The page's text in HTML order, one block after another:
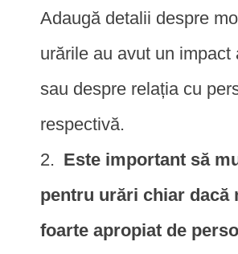
Adaugă detalii despre
urările au avut un impact
sau despre relația cu
respectivă.
Este important să
pentru urări chiar dacă
foarte apropiat de